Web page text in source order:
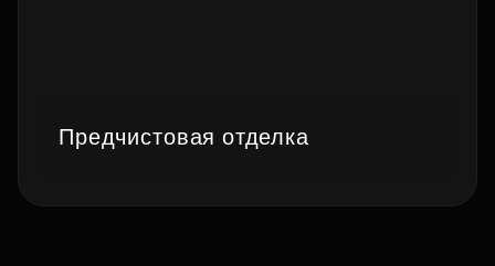
Предчистовая отделка